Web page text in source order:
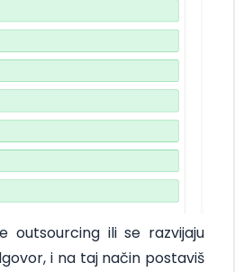
outsourcing ili se razvijaju
i na taj način postaviš